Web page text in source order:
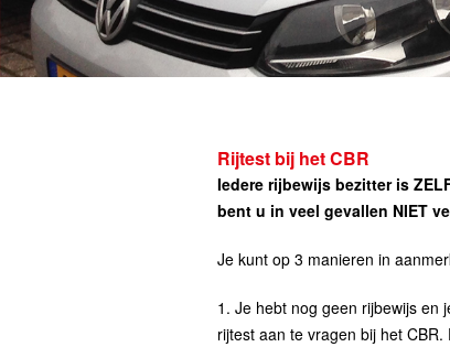
Rijtest bij het CBR
Iedere rijbewijs bezitter is
bent u in veel gevallen NIET
Je kunt op 3 manieren in
1. Je hebt nog geen rijbewijs en
rijtest aan te vragen bij het